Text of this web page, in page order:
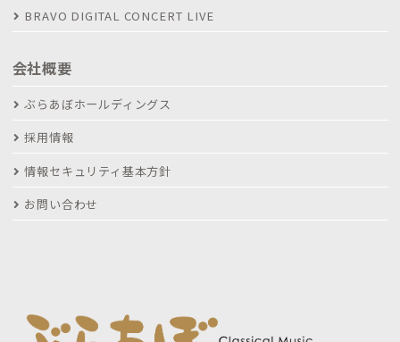
BRAVO DIGITAL CONCERT LIVE
会社概要
ぶらあぼホールディングス
採用情報
情報セキュリティ基本方針
お問い合わせ